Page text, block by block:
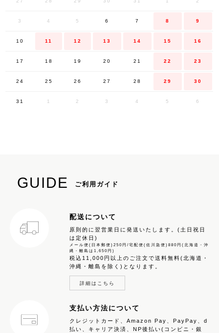
3 4 5 6 7 8 9
10 11 12 13 14 15 16
17 18 19 20 21 22 23
24 25 26 27 28 29 30
31 1 2 3 4 5 6
GUIDE ご利用ガイド
配送について
原則的に翌営業日に発送いたします。(土日祝日
は定休日)
メール便(日本郵便)250円/宅配便(佐川急便)880円(北海道・沖
縄・離島は1,650円)
税込11,000円以上のご注文で送料無料(北海道・
沖縄・離島を除く)となります。
詳細はこちら
支払い方法について
クレジットカード、Amazon Pay、PayPay、d
払い、キャリア決済、NP後払い(コンビニ・銀